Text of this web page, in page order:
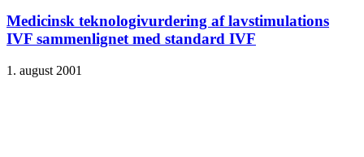
Medicinsk teknologivurdering af lavstimulations
IVF sammenlignet med standard IVF
1. august 2001